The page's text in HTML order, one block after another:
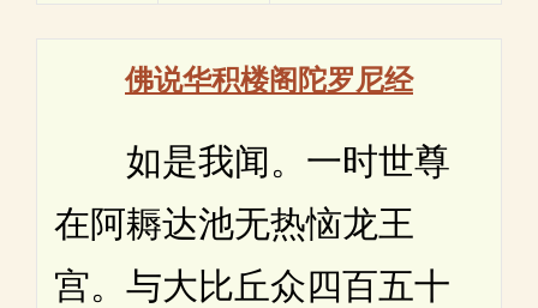
佛说华积楼阁陀罗尼经
如是我闻。一时世尊
在阿耨达池无热恼龙王
宫。与大比丘众四百五十